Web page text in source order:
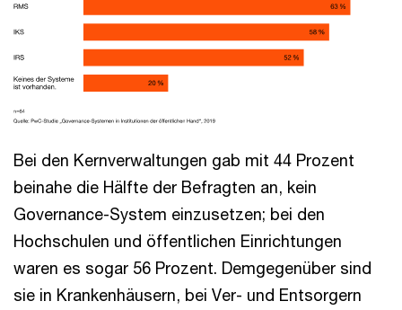
Bei den Kernverwaltungen gab mit 44 Prozent
beinahe die Hälfte der Befragten an, kein
Governance-System einzusetzen; bei den
Hochschulen und öffentlichen Einrichtungen
waren es sogar 56 Prozent. Demgegenüber sind
sie in Krankenhäusern, bei Ver- und Entsorgern